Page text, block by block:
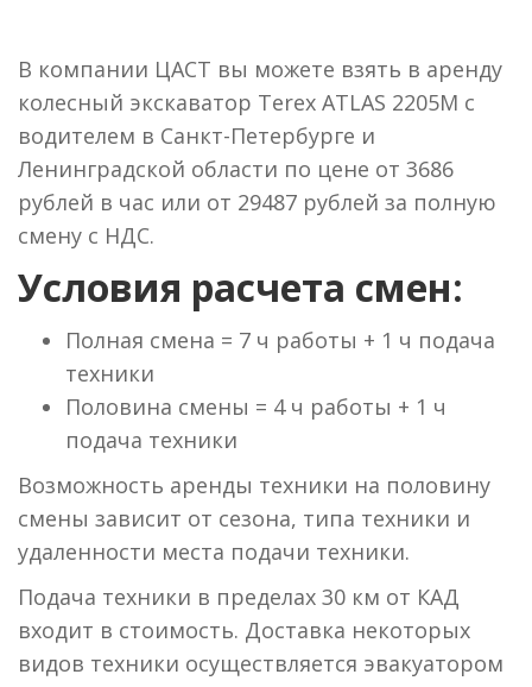
В компании ЦАСТ вы можете взять в аренду
колесный экскаватор Terex ATLAS 2205M с
водителем в Санкт-Петербурге и
Ленинградской области по цене от 3686
рублей в час или от 29487 рублей за полную
смену с НДС.
Условия расчета смен:
Полная смена = 7 ч работы + 1 ч подача
техники
Половина смены = 4 ч работы + 1 ч
подача техники
Возможность аренды техники на половину
смены зависит от сезона, типа техники и
удаленности места подачи техники.
Подача техники в пределах 30 км от КАД
входит в стоимость. Доставка некоторых
видов техники осуществляется эвакуатором